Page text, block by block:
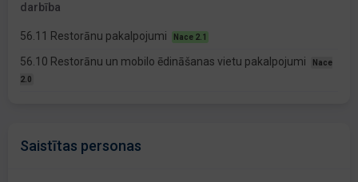
darbība
56.11 Restorānu pakalpojumi Nace 2.1
56.10 Restorānu un mobilo ēdināšanas vietu pakalpojumi
Nace
2.0
Saistītas personas